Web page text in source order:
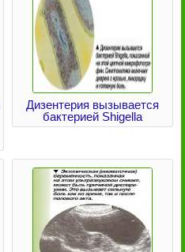
Дизентерия вызывается
бактерией Shigella